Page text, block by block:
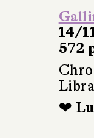
14/
572
❤